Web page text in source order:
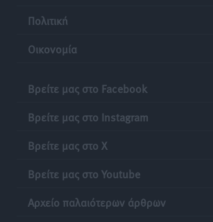
Πολιτική
Οικονομία
Βρείτε μας στο Facebook
Βρείτε μας στο Instagram
Βρείτε μας στο X
Βρείτε μας στο Youtube
Αρχείο παλαιότερων άρθρων